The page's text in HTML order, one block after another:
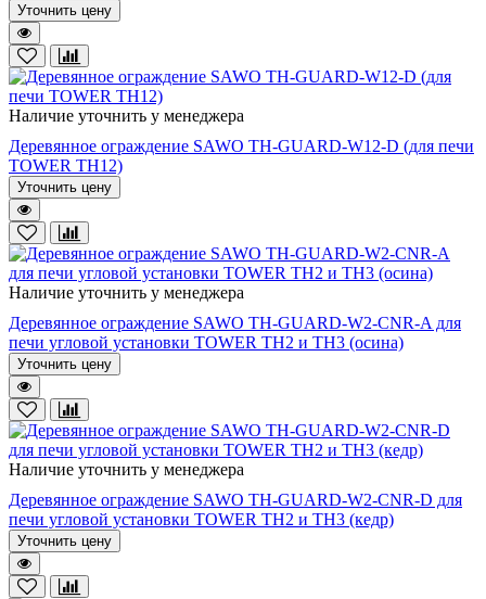
Уточнить цену
Наличие уточнить у менеджера
Деревянное ограждение SAWO TH-GUARD-W12-D (для печи
TOWER TH12)
Уточнить цену
Наличие уточнить у менеджера
Деревянное ограждение SAWO TH-GUARD-W2-CNR-A для
печи угловой установки TOWER TH2 и TH3 (осина)
Уточнить цену
Наличие уточнить у менеджера
Деревянное ограждение SAWO TH-GUARD-W2-CNR-D для
печи угловой установки TOWER TH2 и TH3 (кедр)
Уточнить цену